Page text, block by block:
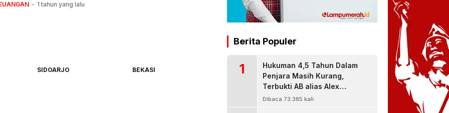
1 tahun yang lalu
SIDOARJO
BEKASI
Berita Populer
1
Hukuman 4,5 Tahun Dalam
Penjara Masih Kurang,
Terbukti AB alias Alex
Residivis Narkoba Kembali
Dibaca 73.385 kali